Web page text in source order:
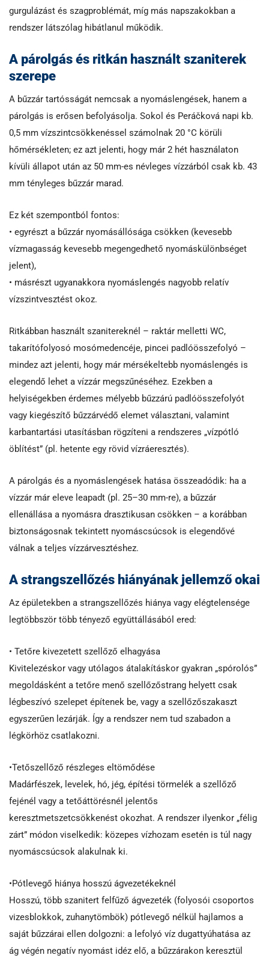
gurgulázást és szagproblémát, míg más napszakokban a
rendszer látszólag hibátlanul működik.
A párolgás és ritkán használt szaniterek
szerepe
A bűzzár tartósságát nemcsak a nyomáslengések, hanem a
párolgás is erősen befolyásolja. Sokol és Peráčková napi kb.
0,5 mm vízszintcsökkenéssel számolnak 20 °C körüli
hőmérsékleten; ez azt jelenti, hogy már 2 hét használaton
kívüli állapot után az 50 mm-es névleges vízzárból csak kb. 43
mm tényleges bűzzár marad.
Ez két szempontból fontos:
• egyrészt a bűzzár nyomásállósága csökken (kevesebb
vízmagasság kevesebb megengedhető nyomáskülönbséget
jelent),
• másrészt ugyanakkora nyomáslengés nagyobb relatív
vízszintvesztést okoz.
Ritkábban használt szanitereknél – raktár melletti WC,
takarítófolyosó mosómedencéje, pincei padlóösszefolyó –
mindez azt jelenti, hogy már mérsékeltebb nyomáslengés is
elegendő lehet a vízzár megszűnéséhez. Ezekben a
helyiségekben érdemes mélyebb bűzzárú padlóösszefolyót
vagy kiegészítő bűzzárvédő elemet választani, valamint
karbantartási utasításban rögzíteni a rendszeres „vízpótló
öblítést” (pl. hetente egy rövid vízráeresztés).
A párolgás és a nyomáslengések hatása összeadódik: ha a
vízzár már eleve leapadt (pl. 25–30 mm-re), a bűzzár
ellenállása a nyomásra drasztikusan csökken – a korábban
biztonságosnak tekintett nyomáscsúcsok is elegendővé
válnak a teljes vízzárvesztéshez.
A strangszellőzés hiányának jellemző okai
Az épületekben a strangszellőzés hiánya vagy elégtelensége
legtöbbször több tényező együttállásából ered:
• Tetőre kivezetett szellőző elhagyása
Kivitelezéskor vagy utólagos átalakításkor gyakran „spórolós”
megoldásként a tetőre menő szellőzőstrang helyett csak
légbeszívó szelepet építenek be, vagy a szellőzőszakaszt
egyszerűen lezárják. Így a rendszer nem tud szabadon a
légkörhöz csatlakozni.
•Tetőszellőző részleges eltömődése
Madárfészek, levelek, hó, jég, építési törmelék a szellőző
fejénél vagy a tetőáttörésnél jelentős
keresztmetszetcsökkenést okozhat. A rendszer ilyenkor „félig
zárt” módon viselkedik: közepes vízhozam esetén is túl nagy
nyomáscsúcsok alakulnak ki.
•Pótlevegő hiánya hosszú ágvezetékeknél
Hosszú, több szanitert felfűző ágvezeték (folyosói csoportos
vizesblokkok, zuhanytömbök) pótlevegő nélkül hajlamos a
saját bűzzárai ellen dolgozni: a lefolyó víz dugattyúhatása az
ág végén negatív nyomást idéz elő, a bűzzárakon keresztül